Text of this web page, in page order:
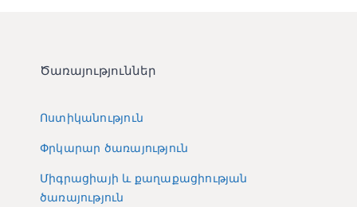
Ծառայություններ
Ոստիկանություն
Փրկարար ծառայություն
Միգրացիայի և քաղաքացիության
ծառայություն